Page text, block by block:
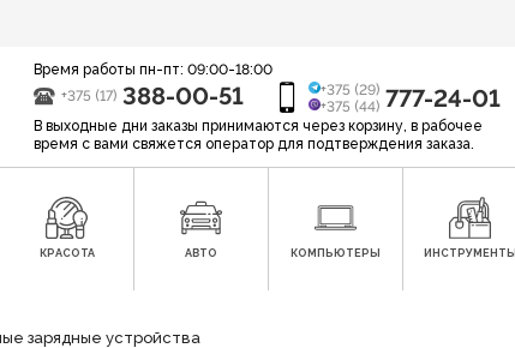
Время работы пн-пт: 09:00-18:00
+375 (17) 388-00-51
+375 (29)
+375 (44) 777-24-01
В выходные дни заказы принимаются через корзину, в рабочее
время с вами свяжется оператор для подтверждения заказа.
КРАСОТА АВТО КОМПЬЮТЕРЫ ИНСТРУМЕНТЫ
зарядные устройства